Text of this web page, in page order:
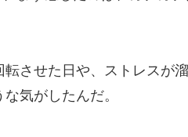
させた日や、ストレスが
気がしたんだ。